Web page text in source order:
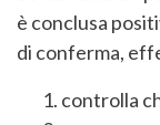
è conclusa
di conferma,
controlla